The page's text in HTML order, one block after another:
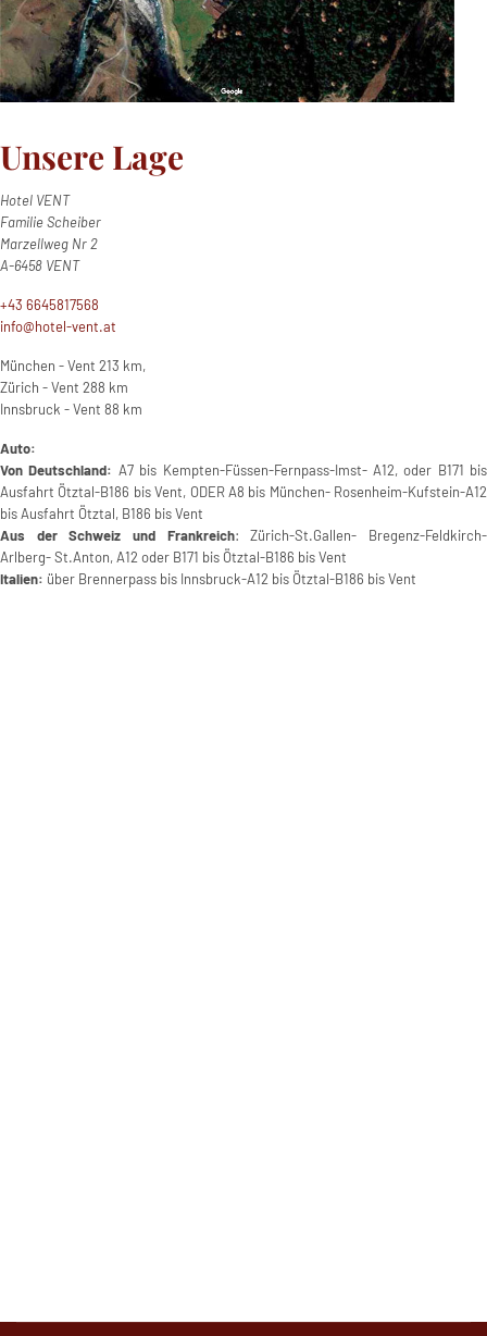
Unsere Lage
Hotel VENT
Familie Scheiber
Marzellweg Nr 2
A-6458 VENT
+43 6645817568
info@hotel-vent.at
München - Vent 213 km,
Zürich - Vent 288 km
Innsbruck - Vent 88 km
Auto:
Von Deutschland: A7 bis Kempten-Füssen-Fernpass-Imst- A12, oder B171 bis
Ausfahrt Ötztal-B186 bis Vent, ODER A8 bis München- Rosenheim-Kufstein-A12
bis Ausfahrt Ötztal, B186 bis Vent
Aus der Schweiz und Frankreich: Zürich-St.Gallen- Bregenz-Feldkirch-
Arlberg- St.Anton, A12 oder B171 bis Ötztal-B186 bis Vent
Italien: über Brennerpass bis Innsbruck-A12 bis Ötztal-B186 bis Vent